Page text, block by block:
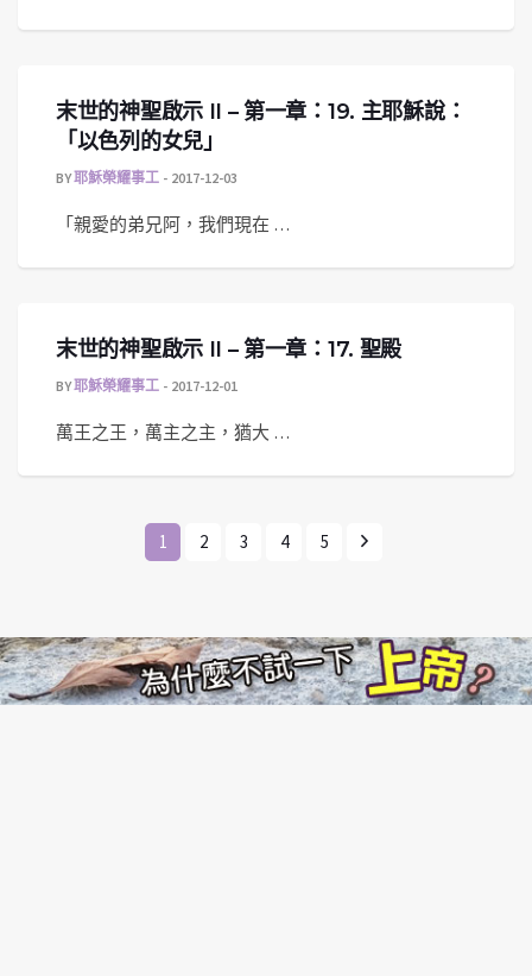
末世的神聖啟示 II – 第一章：19. 主耶穌說：
「以色列的女兒」
BY耶穌榮耀事工 2017-12-03
「親愛的弟兄阿，我們現在 …
末世的神聖啟示 II – 第一章：17. 聖殿
BY耶穌榮耀事工 2017-12-01
萬王之王，萬主之主，猶大 …
1 2 3 4 5